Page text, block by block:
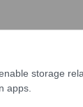
storage
apps.
είπε μεταξύ